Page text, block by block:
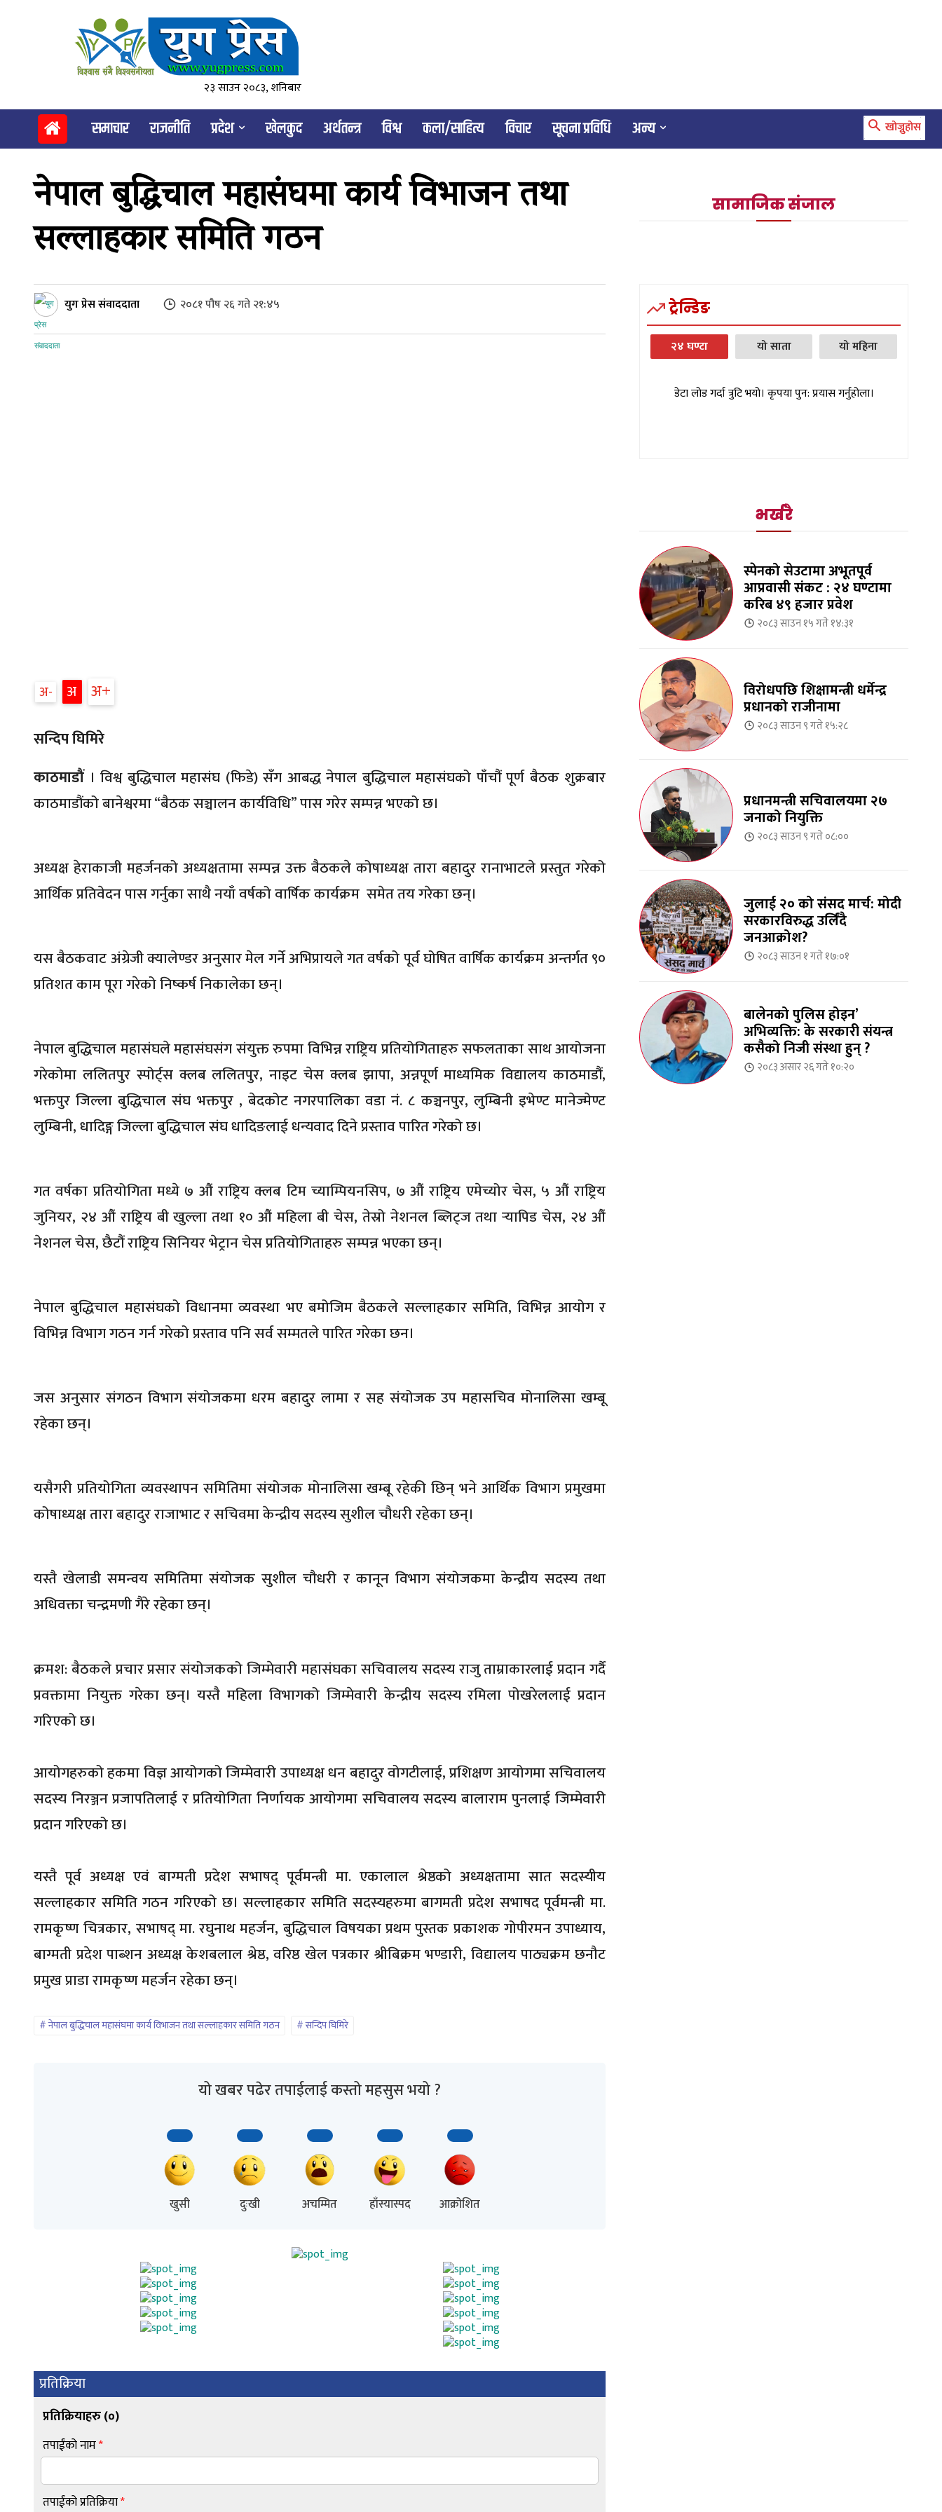
२३ साउन २०८३, शनिबार
समाचार राजनीति प्रदेश खेलकुद अर्थतन्त्र विश्व कला/साहित्य विचार सूचना प्रविधि अन्य खोज्नुहोस
नेपाल बुद्धिचाल महासंघमा कार्य विभाजन तथा
सल्लाहकार समिति गठन
युग प्रेस संवाददाता २०८१ पौष २६ गते २१:४५
अ अ अ
सन्दिप घिमिरे
काठमाडौं। विश्व बुद्धिचाल महासंघ (फिडे) सँग आबद्ध नेपाल बुद्धिचाल महासंघको पाँचौं पूर्ण बैठक शुक्रबार
काठमाडौंको बानेश्वरमा “बैठक सञ्चालन कार्यविधि” पास गरेर सम्पन्न भएको छ।
अध्यक्ष हेराकाजी महर्जनको अध्यक्षतामा सम्पन्न उक्त बैठकले कोषाध्यक्ष तारा बहादुर रानाभाटले प्रस्तुत गरेको
आर्थिक प्रतिवेदन पास गर्नुका साथै नयाँ वर्षको वार्षिक कार्यक्रम समेत तय गरेका छन्।
यस बैठकवाट अंग्रेजी क्यालेण्डर अनुसार मेल गर्ने अभिप्रायले गत वर्षको पूर्व घोषित वार्षिक कार्यक्रम अन्तर्गत ९०
प्रतिशत काम पूरा गरेको निष्कर्ष निकालेका छन्।
नेपाल बुद्धिचाल महासंघले महासंघसंग संयुक्त रुपमा विभिन्न राष्ट्रिय प्रतियोगिताहरु सफलताका साथ आयोजना
गरेकोमा ललितपुर स्पोर्ट्स क्लब ललितपुर, नाइट चेस क्लब झापा, अन्नपूर्ण माध्यमिक विद्यालय काठमाडौं,
भक्तपुर जिल्ला बुद्धिचाल संघ भक्तपुर , बेदकोट नगरपालिका वडा नं. ८ कञ्चनपुर, लुम्बिनी इभेण्ट मानेज्मेण्ट
लुम्बिनी, धादिङ्ग जिल्ला बुद्धिचाल संघ धादिङलाई धन्यवाद दिने प्रस्ताव पारित गरेको छ।
गत वर्षका प्रतियोगिता मध्ये ७ औं राष्ट्रिय क्लब टिम च्याम्पियनसिप, ७ औं राष्ट्रिय एमेच्योर चेस, ५ औं राष्ट्रिय
जुनियर, २४ औं राष्ट्रिय बी खुल्ला तथा १० औं महिला बी चेस, तेस्रो नेशनल ब्लिट्ज तथा र्‍यापिड चेस, २४ औं
नेशनल चेस, छैटौं राष्ट्रिय सिनियर भेट्रान चेस प्रतियोगिताहरु सम्पन्न भएका छन्।
नेपाल बुद्धिचाल महासंघको विधानमा व्यवस्था भए बमोजिम बैठकले सल्लाहकार समिति, विभिन्न आयोग र
विभिन्न विभाग गठन गर्न गरेको प्रस्ताव पनि सर्व सम्मतले पारित गरेका छन।
जस अनुसार संगठन विभाग संयोजकमा धरम बहादुर लामा र सह संयोजक उप महासचिव मोनालिसा खम्बू
रहेका छन्।
यसैगरी प्रतियोगिता व्यवस्थापन समितिमा संयोजक मोनालिसा खम्बू रहेकी छिन् भने आर्थिक विभाग प्रमुखमा
कोषाध्यक्ष तारा बहादुर राजाभाट र सचिवमा केन्द्रीय सदस्य सुशील चौधरी रहेका छन्।
यस्तै खेलाडी समन्वय समितिमा संयोजक सुशील चौधरी र कानून विभाग संयोजकमा केन्द्रीय सदस्य तथा
अधिवक्ता चन्द्रमणी गैरे रहेका छन्।
क्रमश: बैठकले प्रचार प्रसार संयोजकको जिम्मेवारी महासंघका सचिवालय सदस्य राजु ताम्राकारलाई प्रदान गर्दै
प्रवक्तामा नियुक्त गरेका छन्। यस्तै महिला विभागको जिम्मेवारी केन्द्रीय सदस्य रमिला पोखरेललाई प्रदान
गरिएको छ।
आयोगहरुको हकमा विज्ञ आयोगको जिम्मेवारी उपाध्यक्ष धन बहादुर वोगटीलाई, प्रशिक्षण आयोगमा सचिवालय
सदस्य निरञ्जन प्रजापतिलाई र प्रतियोगिता निर्णायक आयोगमा सचिवालय सदस्य बालाराम पुनलाई जिम्मेवारी
प्रदान गरिएको छ।
यस्तै पूर्व अध्यक्ष एवं बाग्मती प्रदेश सभाषद् पूर्वमन्त्री मा. एकालाल श्रेष्ठको अध्यक्षतामा सात सदस्यीय
सल्लाहकार समिति गठन गरिएको छ। सल्लाहकार समिति सदस्यहरुमा बागमती प्रदेश सभाषद पूर्वमन्त्री मा.
रामकृष्ण चित्रकार, सभाषद् मा. रघुनाथ महर्जन, बुद्धिचाल विषयका प्रथम पुस्तक प्रकाशक गोपीरमन उपाध्याय,
बाग्मती प्रदेश पाब्शन अध्यक्ष केशबलाल श्रेष्ठ, वरिष्ठ खेल पत्रकार श्रीबिक्रम भण्डारी, विद्यालय पाठ्यक्रम छनौट
प्रमुख प्राडा रामकृष्ण महर्जन रहेका छन्।
नेपाल बुद्धिचाल महासंघमा कार्य विभाजन तथा सल्लाहकार समिति गठन सन्दिप घिमिरे
यो खबर पढेर तपाईलाई कस्तो महसुस भयो ?
खुसी दुःखी अचम्मित हाँस्यास्पद आक्रोशित
प्रतिक्रिया
प्रतिक्रियाहरु (०)
तपाईंको नाम*
तपाईंको प्रतिक्रिया*
सामाजिक संजाल
ट्रेन्डिङ
२४ घण्टा यो साता यो महिना
डेटा लोड गर्दा त्रुटि भयो। कृपया पुन: प्रयास गर्नुहोला।
भर्खरै
स्पेनको सेउटामा अभूतपूर्व
आप्रवासी संकट : २४ घण्टामा
करिब ४९ हजार प्रवेश
२०८३ साउन १५ गते १४:३१
विरोधपछि शिक्षामन्त्री धर्मेन्द्र
प्रधानको राजीनामा
२०८३ साउन ९ गते १५:२८
प्रधानमन्त्री सचिवालयमा २७
जनाको नियुक्ति
२०८३ साउन ९ गते ०८:००
जुलाई २० को संसद मार्च: मोदी
सरकारविरुद्ध उर्लिंदै
जनआक्रोश?
२०८३ साउन १ गते १७:०१
बालेनको पुलिस होइन’
अभिव्यक्ति: के सरकारी संयन्त्र
कसैको निजी संस्था हुन् ?
२०८३ असार २६ गते १०:२०